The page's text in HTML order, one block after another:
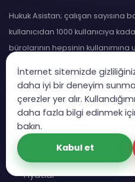
Hukuk Asistan; çalışan sayısına
kullanıcıdan 1000 kullanıcıya
bürolarının hepsinin
edilmiştir.
LİNKLER
Fiyatlar
İnternet sitemizde
daha iyi bir deneyim sunmak
çerezler yer alır.
daha fazla bilgi edinmek
bakın.
Kabul et